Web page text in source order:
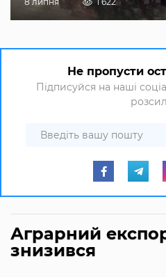
Не пропусти
Підписуйся на наші
Аграрний
знизився